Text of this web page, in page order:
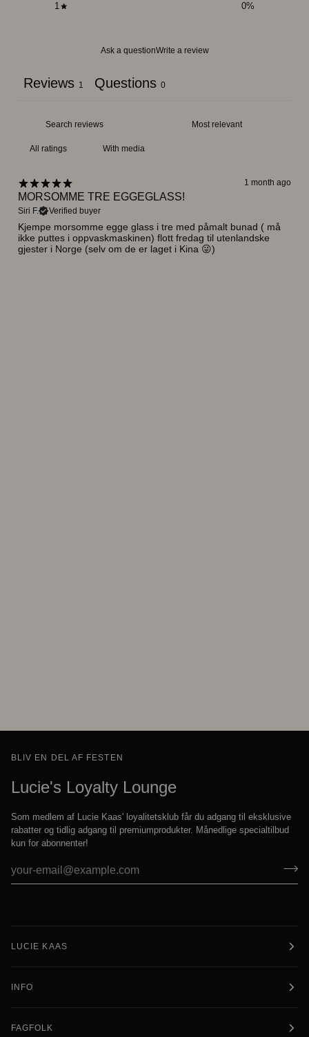
1 0%
Ask a questionWrite a review
Reviews 1 Questions 0
With media
1 month ago
MORSOMME TRE EGGEGLASS!
Siri F. Verified buyer
Kjempe morsomme egge glass i tre med påmalt bunad ( må
ikke puttes i oppvaskmaskinen) flott fredag til utenlandske
gjester i Norge (selv om de er laget i Kina 😜)
BLIV EN DEL AF FESTEN
Lucie's Loyalty Lounge
Som medlem af Lucie Kaas' loyalitetsklub får du adgang til eksklusive
rabatter og tidlig adgang til premiumprodukter. Månedlige specialtilbud
kun for abonnenter!
LUCIE KAAS
INFO
FAGFOLK